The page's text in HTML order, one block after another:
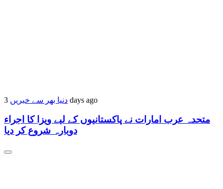
دنیا بھر سے خبریں 3 days ago
متحدہ عرب امارات نے پاکستانیوں کے لیے ویزا کا اجراء
دوبارہ شروع کر دیا